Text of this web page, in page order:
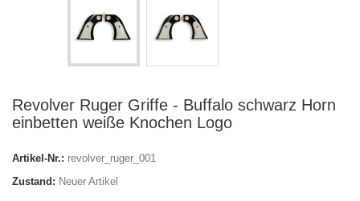
Revolver Ruger Griffe - Buffalo schwarz Horn
einbetten weiße Knochen Logo
Artikel-Nr.: revolver_ruger_001
Zustand: Neuer Artikel